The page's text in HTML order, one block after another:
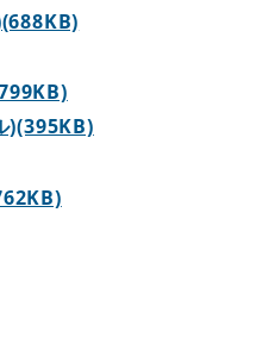
)(395KB)